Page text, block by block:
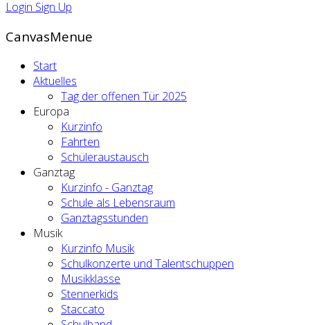
Login Sign Up
CanvasMenue
Start
Aktuelles
Tag der offenen Tür 2025
Europa
Kurzinfo
Fahrten
Schüleraustausch
Ganztag
Kurzinfo - Ganztag
Schule als Lebensraum
Ganztagsstunden
Musik
Kurzinfo Musik
Schulkonzerte und Talentschuppen
Musikklasse
Stennerkids
Staccato